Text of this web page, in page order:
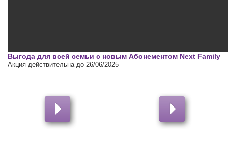
Выгода для всей семьи с новым Абонементом Next Family
Акция действительна до 26/06/2025